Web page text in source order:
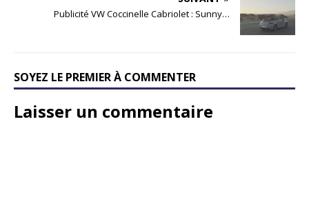
Publicité VW Coccinelle Cabriolet : Sunny…
SOYEZ LE PREMIER À COMMENTER
Laisser un commentaire